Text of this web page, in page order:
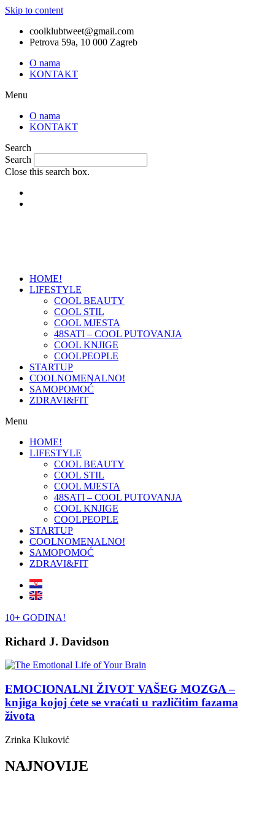
Skip to content
coolklubtweet@gmail.com
Petrova 59a, 10 000 Zagreb
O nama
KONTAKT
Menu
O nama
KONTAKT
Search
Search
Close this search box.
HOME!
LIFESTYLE
COOL BEAUTY
COOL STIL
COOL MJESTA
48SATI – COOL PUTOVANJA
COOL KNJIGE
COOLPEOPLE
STARTUP
COOLNOMENALNO!
SAMOPOMOĆ
ZDRAVI&FIT
Menu
HOME!
LIFESTYLE
COOL BEAUTY
COOL STIL
COOL MJESTA
48SATI – COOL PUTOVANJA
COOL KNJIGE
COOLPEOPLE
STARTUP
COOLNOMENALNO!
SAMOPOMOĆ
ZDRAVI&FIT
10+ GODINA!
Richard J. Davidson
EMOCIONALNI ŽIVOT VAŠEG MOZGA –
knjiga kojoj ćete se vraćati u različitim fazama
života
Zrinka Kluković
NAJNOVIJE